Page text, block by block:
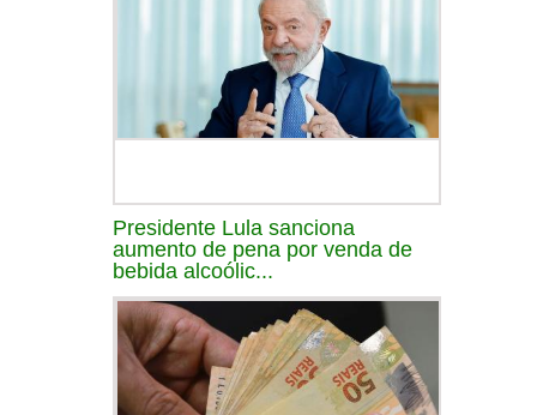
Presidente Lula sanciona
aumento de pena por venda de
bebida alcoólic...